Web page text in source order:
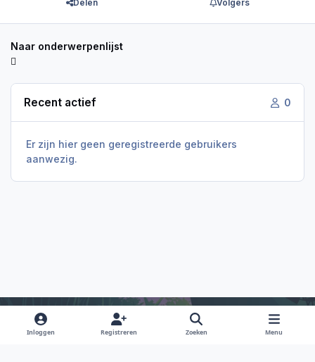
Delen Volgers
Naar onderwerpenlijst
Recent actief 0
Er zijn hier geen geregistreerde gebruikers
aanwezig.
Light ModeDark ModeSystem Preference
Inloggen Registreren Zoeken Menu